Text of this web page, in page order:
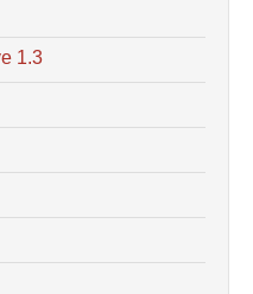
1.3